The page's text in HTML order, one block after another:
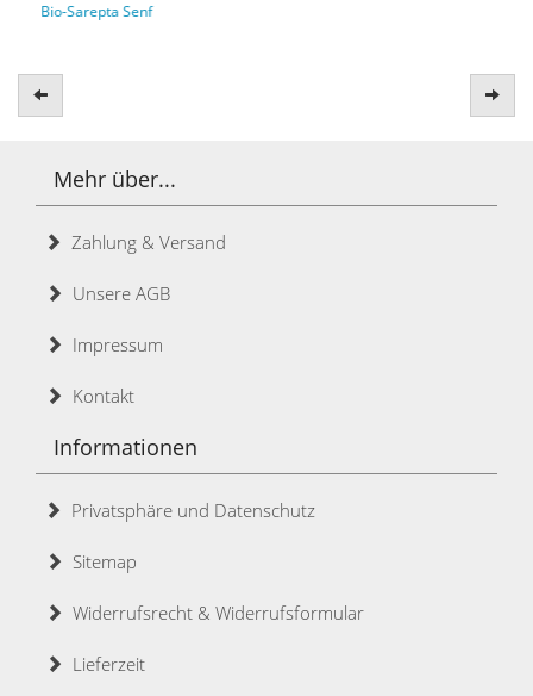
Bio-Sarepta Senf
Zurück
Mehr über...
Zahlung & Versand
Unsere AGB
Impressum
Kontakt
Informationen
Privatsphäre und Datenschutz
Sitemap
Widerrufsrecht & Widerrufsformular
Lieferzeit